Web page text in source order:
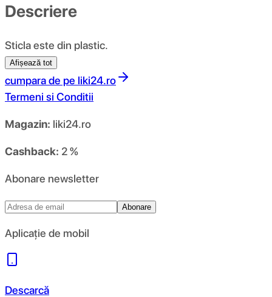
Descriere
Sticla este din plastic.
Afișează tot
cumpara de pe liki24.ro
Termeni si Conditii
Magazin: liki24.ro
Cashback: 2 %
Abonare newsletter
Abonare
Aplicație de mobil
Descarcă